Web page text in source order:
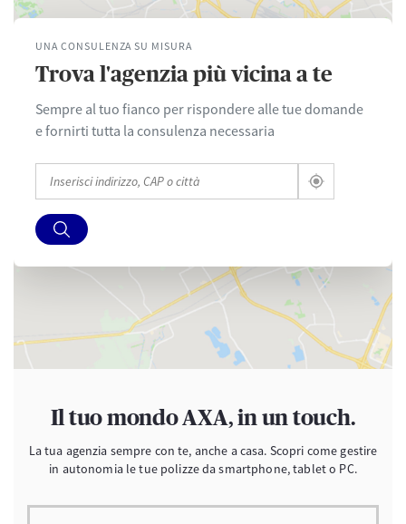
UNA CONSULENZA SU MISURA
Trova l'agenzia più vicina a te
Sempre al tuo fianco per rispondere alle tue domande
e fornirti tutta la consulenza necessaria
Il tuo mondo AXA, in un touch.
La tua agenzia sempre con te, anche a casa. Scopri come gestire
in autonomia le tue polizze da smartphone, tablet o PC.